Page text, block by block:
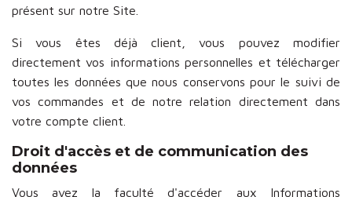
présent sur notre Site.
Si vous êtes déjà client, vous pouvez modifier
directement vos informations personnelles et télécharger
toutes les données que nous conservons pour le suivi de
vos commandes et de notre relation directement dans
votre compte client.
Droit d'accès et de communication des
données
Vous avez la faculté d'accéder aux Informations